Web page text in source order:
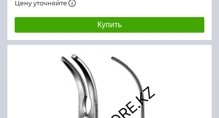
Цену уточняйте
Купить